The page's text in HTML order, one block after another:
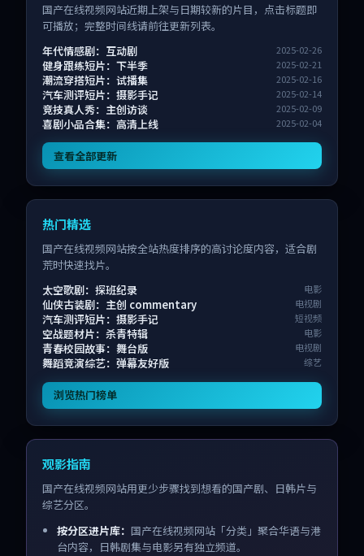
国产在线视频网站近期上架与日期较新的片目，点击标题即
可播放；完整时间线请前往更新列表。
年代情感剧：互动剧
2025-02-26
健身跟练短片：下半季 2025-02-21
潮流穿搭短片：试播集 2025-02-16
汽车测评短片：摄影手记 2025-02-14
竞技真人秀：主创访谈 2025-02-09
喜剧小品合集：高清上线 2025-02-04
查看全部更新
热门精选
国产在线视频网站按全站热度排序的高讨论度内容，适合剧
荒时快速找片。
太空歌剧：探班纪录
电影
仙侠古装剧：主创 commentary 电视剧
汽车测评短片：摄影手记 短视频
空战题材片：杀青特辑 电影
青春校园故事：舞台版 电视剧
舞蹈竞演综艺：弹幕友好版 综艺
浏览热门榜单
观影指南
国产在线视频网站用更少步骤找到想看的国产剧、日韩片与
综艺分区。
按分区进片库： 国产在线视频网站「分类」聚合华语与港
台内容，日韩剧集与电影另有独立频道。